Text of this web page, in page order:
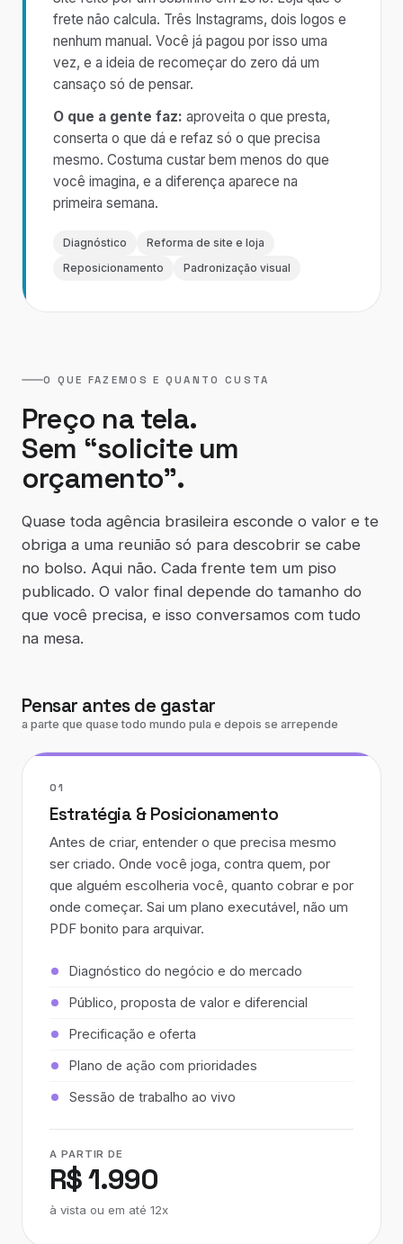
frete não calcula. Três Instagrams, dois logos e
nenhum manual. Você já pagou por isso uma
vez, e a ideia de recomeçar do zero dá um
cansaço só de pensar.
O que a gente faz: aproveita o que presta,
conserta o que dá e refaz só o que precisa
mesmo. Costuma custar bem menos do que
você imagina, e a diferença aparece na
primeira semana.
Diagnóstico
Reforma de site e loja
Reposicionamento
Padronização visual
O QUE FAZEMOS E QUANTO CUSTA
Preço na tela.
Sem “solicite um
orçamento”.
Quase toda agência brasileira esconde o valor e te
obriga a uma reunião só para descobrir se cabe
no bolso. Aqui não. Cada frente tem um piso
publicado. O valor final depende do tamanho do
que você precisa, e isso conversamos com tudo
na mesa.
Pensar antes de gastar
a parte que quase todo mundo pula e depois se arrepende
01
Estratégia & Posicionamento
Antes de criar, entender o que precisa mesmo
ser criado. Onde você joga, contra quem, por
que alguém escolheria você, quanto cobrar e por
onde começar. Sai um plano executável, não um
PDF bonito para arquivar.
Diagnóstico do negócio e do mercado
Público, proposta de valor e diferencial
Precificação e oferta
Plano de ação com prioridades
Sessão de trabalho ao vivo
A PARTIR DE
R$ 1.990
à vista ou em até 12x